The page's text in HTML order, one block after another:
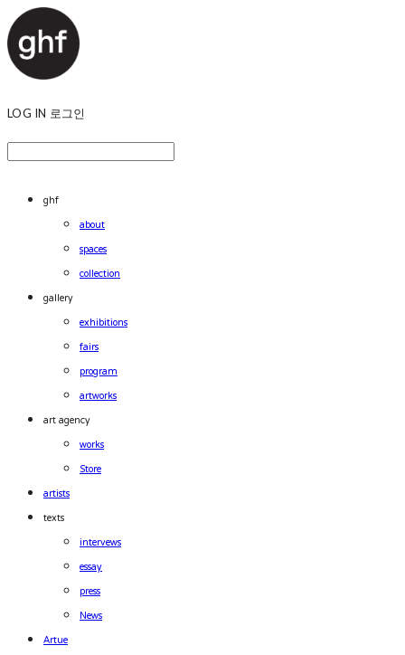
LOG IN 로그인
ghf
about
spaces
collection
gallery
exhibitions
fairs
program
artworks
art agency
works
Store
artists
texts
intervews
essay
press
News
Artue